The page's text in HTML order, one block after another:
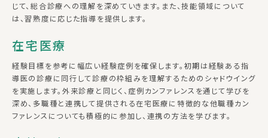
じて、総合診療への理解を深めていきます。また、技能領域について
は、習熟度に応じた指導を提供します。
在宅医療
経験目標を参考に幅広い経験症例を確保します。初期は経験ある指
導医の診療に同行して診療の枠組みを理解するためのシャドウイング
を実施します。外来診療と同じく、症例カンファレンスを通じて学びを
深め、多職種と連携して提供される在宅医療に特徴的な他職種カン
ファレンスについても積極的に参加し、連携の方法を学びます。